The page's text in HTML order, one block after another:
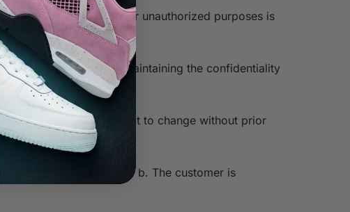
of this site for illegal or unauthorized purposes is
are responsible for maintaining the confidentiality
prices are subject to change without prior
delivery dates. b. The customer is